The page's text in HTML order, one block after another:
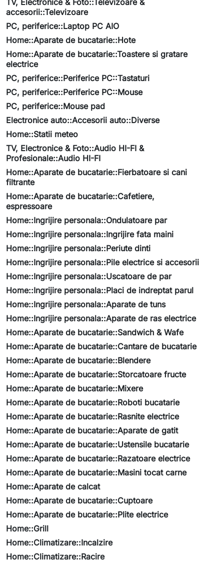
TV, Electronice & Foto::Televizoare &
accesorii::Televizoare
PC, periferice::Laptop PC AIO
Home::Aparate de bucatarie::Hote
Home::Aparate de bucatarie::Toastere si gratare
electrice
PC, periferice::Periferice PC::Tastaturi
PC, periferice::Periferice PC::Mouse
PC, periferice::Mouse pad
Electronice auto::Accesorii auto::Diverse
Home::Statii meteo
TV, Electronice & Foto::Audio HI-FI &
Profesionale::Audio HI-FI
Home::Aparate de bucatarie::Fierbatoare si cani
filtrante
Home::Aparate de bucatarie::Cafetiere,
espressoare
Home::Ingrijire personala::Ondulatoare par
Home::Ingrijire personala::Ingrijire fata maini
Home::Ingrijire personala::Periute dinti
Home::Ingrijire personala::Pile electrice si accesorii
Home::Ingrijire personala::Uscatoare de par
Home::Ingrijire personala::Placi de indreptat parul
Home::Ingrijire personala::Aparate de tuns
Home::Ingrijire personala::Aparate de ras electrice
Home::Aparate de bucatarie::Sandwich & Wafe
Home::Aparate de bucatarie::Cantare de bucatarie
Home::Aparate de bucatarie::Blendere
Home::Aparate de bucatarie::Storcatoare fructe
Home::Aparate de bucatarie::Mixere
Home::Aparate de bucatarie::Roboti bucatarie
Home::Aparate de bucatarie::Rasnite electrice
Home::Aparate de bucatarie::Aparate de gatit
Home::Aparate de bucatarie::Ustensile bucatarie
Home::Aparate de bucatarie::Razatoare electrice
Home::Aparate de bucatarie::Masini tocat carne
Home::Aparate de calcat
Home::Aparate de bucatarie::Cuptoare
Home::Aparate de bucatarie::Plite electrice
Home::Grill
Home::Climatizare::Incalzire
Home::Climatizare::Racire